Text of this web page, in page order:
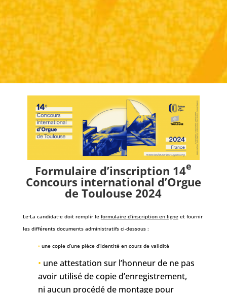
Formulaire d’inscription 14e
Concours international d’Orgue
de Toulouse 2024
Le·La candidat·e doit remplir le formulaire d’inscription en ligneet fournir
les différents documents administratifs ci-dessous :
• une copie d’une pièce d’identité en cours de validité
• une attestation sur l’honneur de ne pas
avoir utilisé de copie d’enregistrement,
ni aucun procédé de montage pour